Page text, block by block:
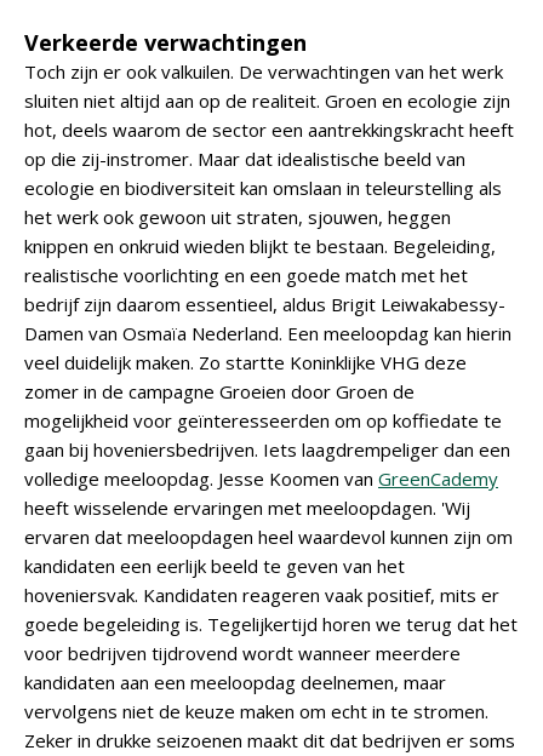
Verkeerde verwachtingen
Toch zijn er ook valkuilen. De verwachtingen van het werk
sluiten niet altijd aan op de realiteit. Groen en ecologie zijn
hot, deels waarom de sector een aantrekkingskracht heeft
op die zij-instromer. Maar dat idealistische beeld van
ecologie en biodiversiteit kan omslaan in teleurstelling als
het werk ook gewoon uit straten, sjouwen, heggen
knippen en onkruid wieden blijkt te bestaan. Begeleiding,
realistische voorlichting en een goede match met het
bedrijf zijn daarom essentieel, aldus Brigit Leiwakabessy-
Damen van Osmaïa Nederland. Een meeloopdag kan hierin
veel duidelijk maken. Zo startte Koninklijke VHG deze
zomer in de campagne Groeien door Groen de
mogelijkheid voor geïnteresseerden om op koffiedate te
gaan bij hoveniersbedrijven. Iets laagdrempeliger dan een
volledige meeloopdag. Jesse Koomen van GreenCademy
heeft wisselende ervaringen met meeloopdagen. 'Wij
ervaren dat meeloopdagen heel waardevol kunnen zijn om
kandidaten een eerlijk beeld te geven van het
hoveniersvak. Kandidaten reageren vaak positief, mits er
goede begeleiding is. Tegelijkertijd horen we terug dat het
voor bedrijven tijdrovend wordt wanneer meerdere
kandidaten aan een meeloopdag deelnemen, maar
vervolgens niet de keuze maken om echt in te stromen.
Zeker in drukke seizoenen maakt dit dat bedrijven er soms